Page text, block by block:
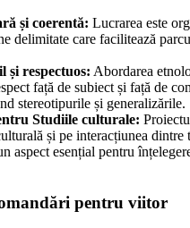
și coerentă: Lucrarea este
delimitate care facilitează
și respectuos: Abordarea
față de subiect și față de
stereotipurile și generalizările.
Studiile culturale:
și pe interacțiunea dintre
aspect esențial pentru
pentru viitor